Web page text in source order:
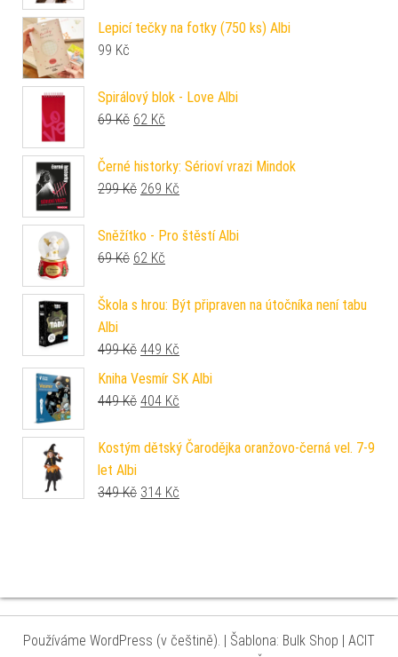
Lepicí tečky na fotky (750 ks) Albi
99 Kč
Spirálový blok - Love Albi
69Kč Původní cena byla: 69 Kč.
62 Kč
Černé historky: Sérioví vrazi Mindok
299Kč Původní cena byla: 299 Kč.
269 Kč
Sněžítko - Pro štěstí Albi
69Kč Původní cena byla: 69 Kč.
62 Kč
Škola s hrou: Být připraven na útočníka není tabu
Albi
499Kč Původní cena byla: 499 Kč.
449 Kč
Kniha Vesmír SK Albi
449Kč Původní cena byla: 449 Kč.
404 Kč
Kostým dětský Čarodějka oranžovo-černá vel. 7-9
let Albi
349Kč Původní cena byla: 349 Kč.
314 Kč
Používáme WordPress (v češtině). | Šablona: Bulk Shop | ACIT